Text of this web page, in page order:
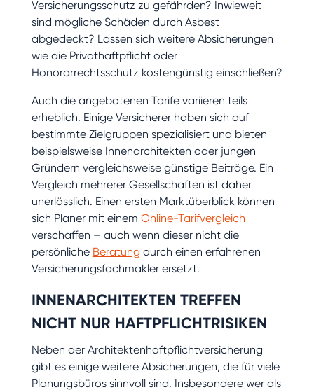
Versicherungsschutz zu gefährden? Inwieweit
sind mögliche Schäden durch Asbest
abgedeckt? Lassen sich weitere Absicherungen
wie die Privathaftpflicht oder
Honorarrechtsschutz kostengünstig einschließen?
Auch die angebotenen Tarife variieren teils
erheblich. Einige Versicherer haben sich auf
bestimmte Zielgruppen spezialisiert und bieten
beispielsweise Innenarchitekten oder jungen
Gründern vergleichsweise günstige Beiträge. Ein
Vergleich mehrerer Gesellschaften ist daher
unerlässlich. Einen ersten Marktüberblick können
sich Planer mit einem Online-Tarifvergleich
verschaffen – auch wenn dieser nicht die
persönliche Beratung durch einen erfahrenen
Versicherungsfachmakler ersetzt.
INNENARCHITEKTEN TREFFEN
NICHT NUR HAFTPFLICHTRISIKEN
Neben der Architektenhaftpflichtversicherung
gibt es einige weitere Absicherungen, die für viele
Planungsbüros sinnvoll sind. Insbesondere wer als